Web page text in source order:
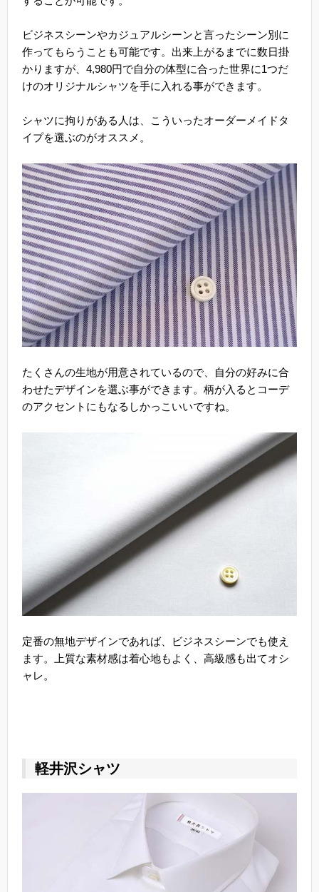
ビジネスシーンやカジュアルシーンと言ったシーン別に
作ってもらうことも可能です。出来上がるまでに数日掛
かりますが、4,980円で自分の体型に合った世界に1つだ
けのオリジナルシャツを手に入れる事ができます。
シャツに拘りがある人は、こういったオーダーメイドタ
イプを選ぶのがオススメ。
たくさんの生地が用意されているので、自分の好みに合
わせたデザインを選ぶ事ができます。柄が入るとコーデ
のアクセントにもなるしかっこいいですね。
定番の無地デザインであれば、ビジネスシーンでも使え
ます。上質な素材感は着心地もよく、高級感も出てオシ
ャレ。
軽井沢シャツ